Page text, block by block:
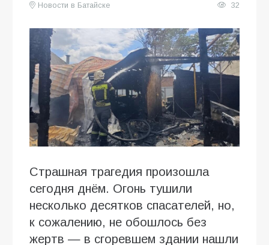
Новости в Батайске
32
Страшная трагедия произошла
сегодня днём. Огонь тушили
несколько десятков спасателей, но,
к сожалению, не обошлось без
жертв — в сгоревшем здании нашли